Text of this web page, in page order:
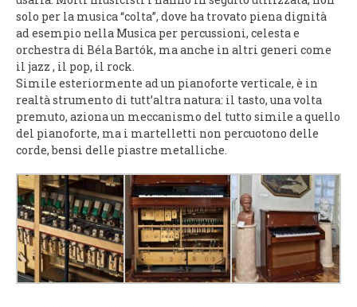
solo per la musica “colta”, dove ha trovato piena dignità
ad esempio nella Musica per percussioni, celesta e
orchestra di Béla Bartók, ma anche in altri generi come
il jazz , il pop, il rock.
Simile esteriormente ad un pianoforte verticale, è in
realtà strumento di tutt’altra natura: il tasto, una volta
premuto, aziona un meccanismo del tutto simile a quello
del pianoforte, ma i martelletti non percuotono delle
corde, bensì delle piastre metalliche.